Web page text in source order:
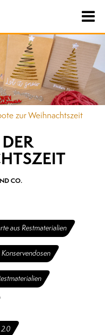
zur Weihnachtszeit
CO.
aus Restmaterialien